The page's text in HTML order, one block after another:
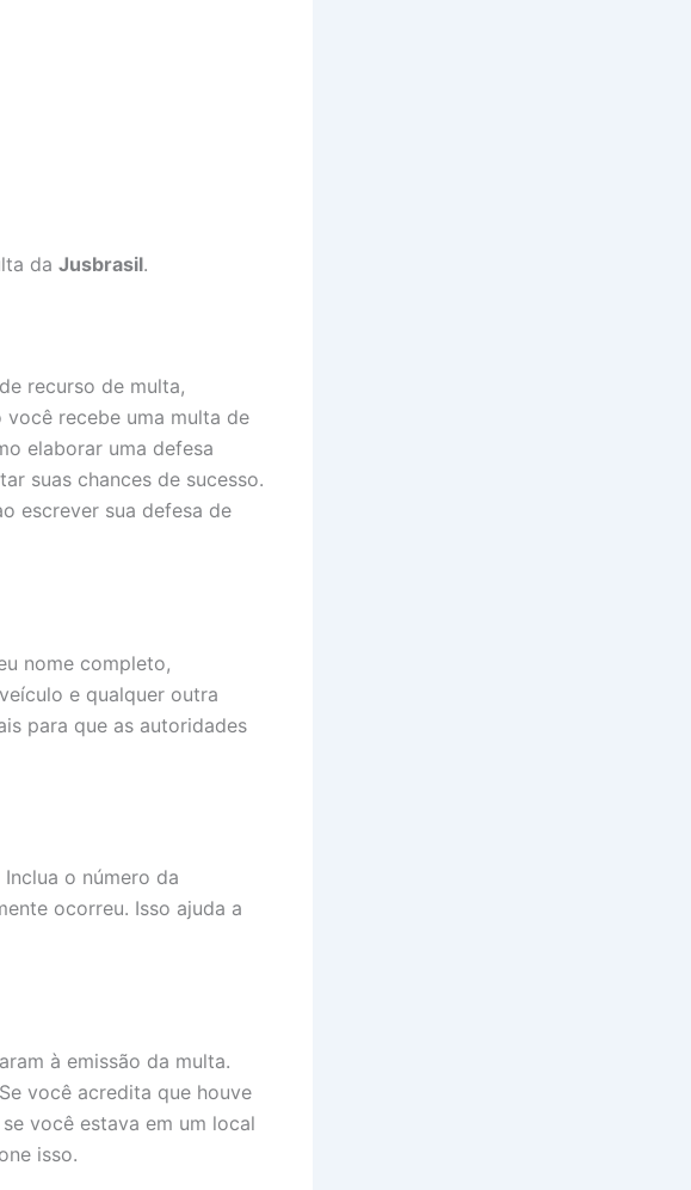
da Jusbrasil.
recurso de multa,
recebe uma multa de
elaborar uma defesa
suas chances de sucesso.
escrever sua defesa de
nome completo,
e qualquer outra
para que as autoridades
o número da
ocorreu. Isso ajuda a
à emissão da multa.
você acredita que houve
você estava em um local
isso.